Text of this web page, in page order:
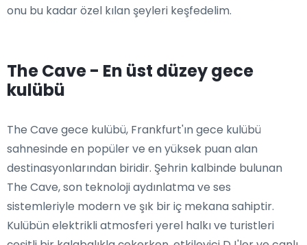
onu bu kadar özel kılan şeyleri keşfedelim.
The Cave - En üst düzey gece
kulübü
The Cave gece kulübü, Frankfurt'ın gece kulübü
sahnesinde en popüler ve en yüksek puan alan
destinasyonlarından biridir. Şehrin kalbinde bulunan
The Cave, son teknoloji aydınlatma ve ses
sistemleriyle modern ve şık bir iç mekana sahiptir.
Kulübün elektrikli atmosferi yerel halkı ve turistleri